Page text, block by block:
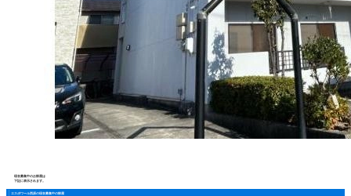
現在募集中のお部屋は
下記に表示されます。
エスポワール西原の現在募集中の部屋